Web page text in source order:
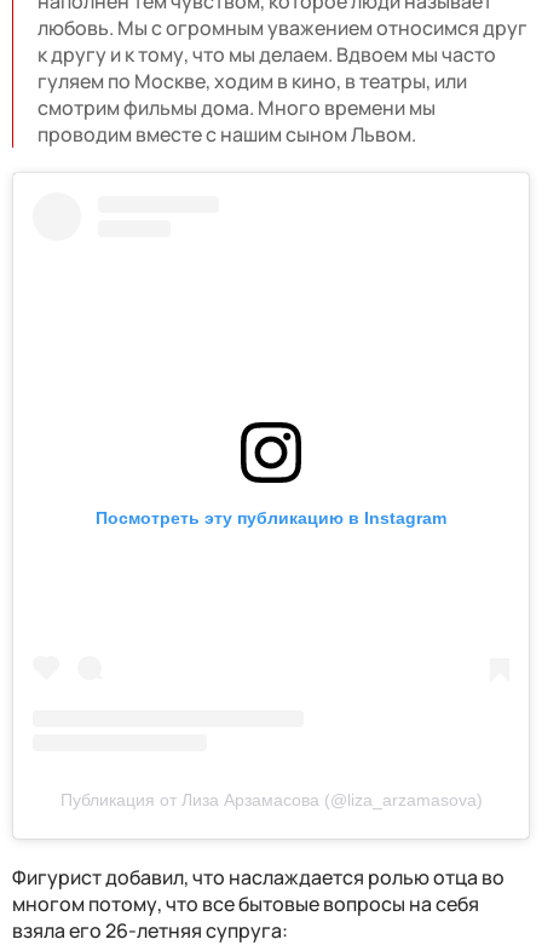
любовь. Мы с огромным уважением относимся друг
к другу и к тому, что мы делаем. Вдвоем мы часто
гуляем по Москве, ходим в кино, в театры, или
смотрим фильмы дома. Много времени мы
проводим вместе с нашим сыном Львом.
Посмотреть эту публикацию в Instagram
Публикация от Лиза Арзамасова (@liza_arzamasova)
Фигурист добавил, что наслаждается ролью отца во
многом потому, что все бытовые вопросы на себя
взяла его 26-летняя супруга: